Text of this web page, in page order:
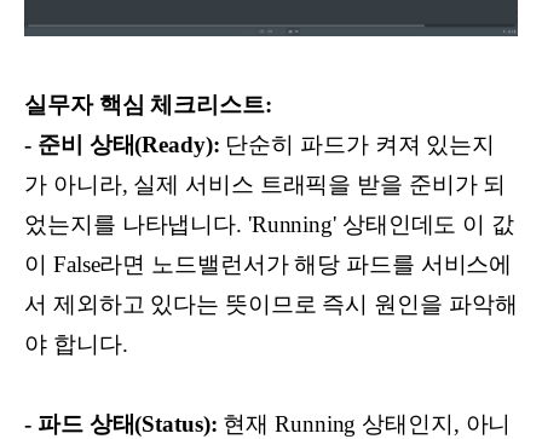
실무자 핵심 체크리스트:
- 준비 상태(Ready): 단순히 파드가 켜져 있는지
가 아니라, 실제 서비스 트래픽을 받을 준비가 되
었는지를 나타냅니다. 'Running' 상태인데도 이 값
이 False라면 노드밸런서가 해당 파드를 서비스에
서 제외하고 있다는 뜻이므로 즉시 원인을 파악해
야 합니다.
- 파드 상태(Status): 현재 Running 상태인지, 아니